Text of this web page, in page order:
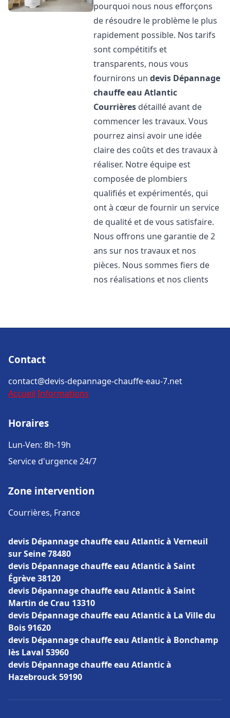
pourquoi nous nous efforçons
de résoudre le problème le plus
rapidement possible. Nos tarifs
sont compétitifs et
transparents, nous vous
fournirons undevis Dépannage
chauffe eau Atlantic
Courrières détaillé avant de
commencer les travaux. Vous
pourrez ainsi avoir une idée
claire des coûts et des travaux à
réaliser. Notre équipe est
composée de plombiers
qualifiés et expérimentés, qui
ont à cœur de fournir un service
de qualité et de vous satisfaire.
Nous offrons une garantie de 2
ans sur nos travaux et nos
pièces. Nous sommes fiers de
nos réalisations et nos clients
Contact
contact@devis-depannage-chauffe-eau-7.net
Accueil Informations
Horaires
Lun-Ven: 8h-19h
Service d'urgence 24/7
Zone intervention
Courrières, France
devis Dépannage chauffe eau Atlantic à Verneuil
sur Seine 78480
devis Dépannage chauffe eau Atlantic à Saint
Égrève 38120
devis Dépannage chauffe eau Atlantic à Saint
Martin de Crau 13310
devis Dépannage chauffe eau Atlantic à La Ville du
Bois 91620
devis Dépannage chauffe eau Atlantic à Bonchamp
lès Laval 53960
devis Dépannage chauffe eau Atlantic à
Hazebrouck 59190